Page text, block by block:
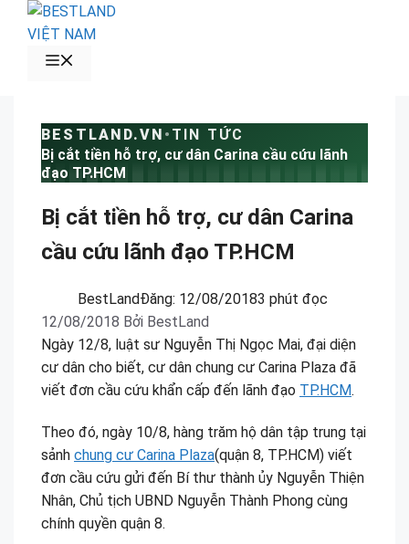
Chuyển
BESTLAND.VN • TIN TỨC
Bị cắt tiền hỗ trợ, cư dân Carina cầu cứu lãnh
đạo TP.HCM
Bị cắt tiền hỗ trợ, cư dân Carina
cầu cứu lãnh đạo TP.HCM
BestLandĐăng: 12/08/20183 phút đọc
12/08/2018 Bởi BestLand
Ngày 12/8, luật sư Nguyễn Thị Ngọc Mai, đại diện
cư dân cho biết, cư dân chung cư Carina Plaza đã
viết đơn cầu cứu khẩn cấp đến lãnh đạo TP.HCM.
Theo đó, ngày 10/8, hàng trăm hộ dân tập trung tại
sảnh chung cư Carina Plaza(quận 8, TP.HCM) viết
đơn cầu cứu gửi đến Bí thư thành ủy Nguyễn Thiện
Nhân, Chủ tịch UBND Nguyễn Thành Phong cùng
chính quyền quận 8.